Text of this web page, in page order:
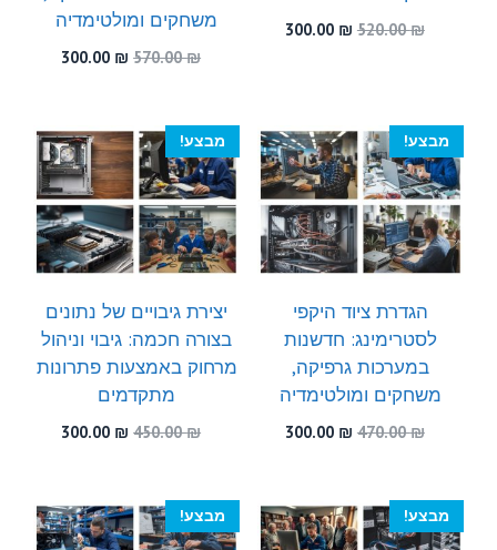
520.00₪
המחיר
300.00 ₪
משחקים ומולטימדיה
570.00₪
המחיר
300.00 ₪
המחיר
מבצע!
הגדרת ציוד היקפי
לסטרימינג: חדשנות
במערכות גרפיקה,
משחקים ומולטימדיה
470.00₪
המחיר
470.00 ₪.
300.00 ₪
300.00 ₪.
מבצע!
יצירת גיבויים של נתונים
בצורה חכמה: גיבוי וניהול
מרחוק באמצעות פתרונות
מתקדמים
450.00₪
המחיר
450.00 ₪.
300.00 ₪
המחיר
300.00 ₪.
מבצע! מבצע!